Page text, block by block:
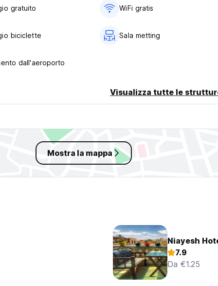
in anticipo via e-mail dei vostri ca. ora di arrivo
language)
gratuito WiFi gratis
biciclette Sala metting
dall'aeroporto
Visualizza tutte le
Mostra la mappa
Niayesh
7.9
Da €1.25